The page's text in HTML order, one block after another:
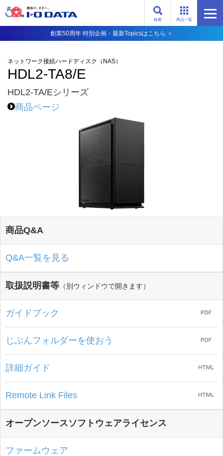
商品一覧
検索
創業50周年 特別企画・最新Topicsはこちら ＞
ネットワーク接続ハードディスク（NAS）
HDL2-TA8/E
HDL2-TA/Eシリーズ
商品ページ
商品Q&A
Q&A一覧を見る
取扱説明書等 （別ウィンドウで開きます）
ガイドブック
じぶんフォルダーを使おう
詳細ガイド
Remote Link Files
オープンソースソフトウェアライセンス
ファームウェア